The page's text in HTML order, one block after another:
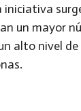
iniciativa
un mayor
alto nivel